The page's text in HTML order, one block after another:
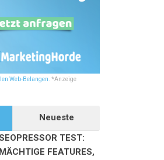
Web-Belangen. *Anzeige
Neueste
TEST:
MÄCHTIGE FEATURES,